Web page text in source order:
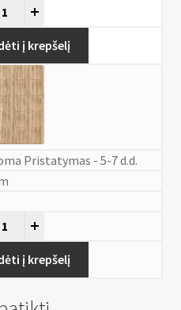
į krepšelį
Pristatymas - 5-7 d.d.
į krepšelį